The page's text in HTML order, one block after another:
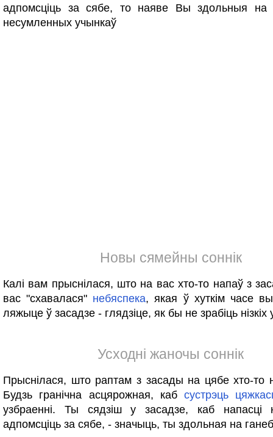
адпомсціць за сябе, то наяве Вы здольныя на
несумленных учынкаў
Новы сямейны соннік
Калі вам прыснілася, што на вас хто-то напаў з
вас "схавалася" небяспека, якая ў хуткім часе
ляжыце ў засадзе - глядзіце, як бы не зрабіць нізкіх
Усходні жаночы соннік
Прыснілася, што раптам з засады на цябе хто-то
Будзь гранічна асцярожная, кабсустрэць
узбраенні. Ты сядзіш у засадзе, каб напасці
адпомсціць за сябе, - значыць, ты здольная на